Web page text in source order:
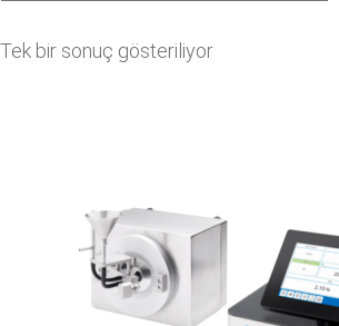
Tek bir sonuç gösteriliyor